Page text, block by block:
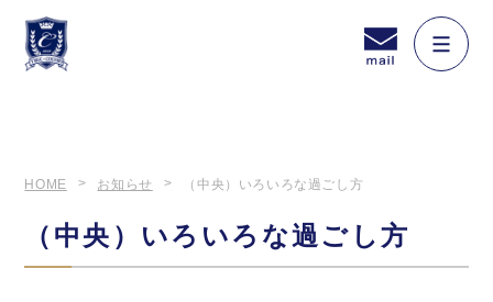
HOME お知らせ （中央）いろいろな過ごし方
（中央）いろいろな過ごし方